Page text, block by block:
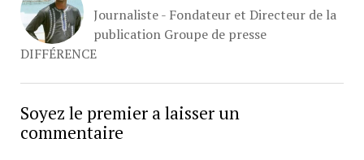
Journaliste - Fondateur et Directeur de la
publication Groupe de presse
DIFFÉRENCE
Soyez le premier a laisser un
commentaire